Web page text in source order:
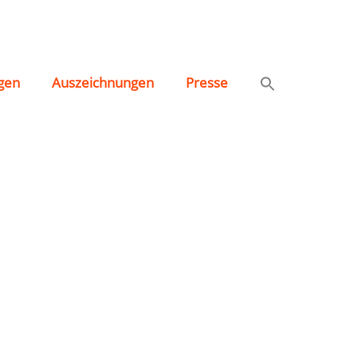
Auszeichnungen Presse